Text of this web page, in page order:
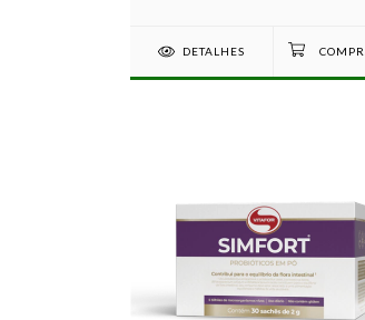
DETALHES